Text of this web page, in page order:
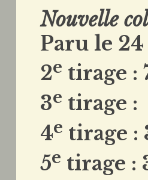
Nouvelle
Paru le
2e tirage :
3e tirage :
4e tirage :
5e tirage :